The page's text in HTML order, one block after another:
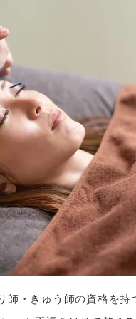
・きゅう師の資格を持